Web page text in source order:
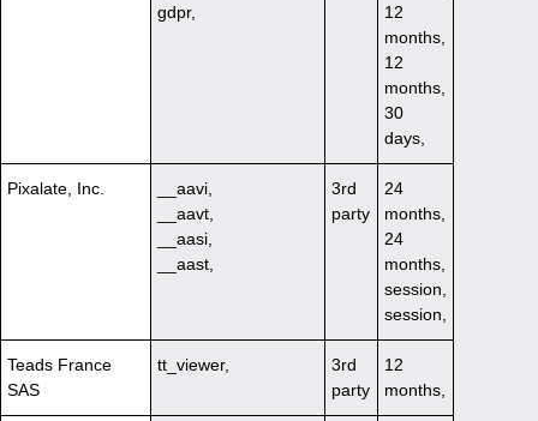
gdpr,
12
months,
12
months,
30
days,
Pixalate, Inc.
__aavi,
__aavt,
__aasi,
__aast,
3rd
party
24
months,
24
months,
session,
session,
Teads France
SAS
tt_viewer,
3rd
party
12
months,